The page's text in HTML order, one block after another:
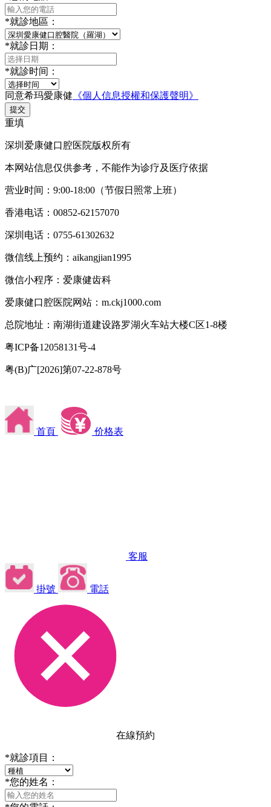
*就診地區：
*就診日期：
*就診时间：
同意希玛愛康健 《個人信息授權和保護聲明》
提交
重填
深圳爱康健口腔医院版权所有
本网站信息仅供参考，不能作为诊疗及医疗依据
营业时间：9:00-18:00（节假日照常上班）
香港电话：00852-62157070
深圳电话：0755-61302632
微信线上预约：aikangjian1995
微信小程序：爱康健齿科
爱康健口腔医院网站：m.ckj1000.com
总院地址：南湖街道建设路罗湖火车站大楼C区1-8楼
粤ICP备12058131号-4
粤(B)广[2026]第07-22-878号
首頁 价格表
客服
掛號 電話
在線預約
*就診項目：
*您的姓名：